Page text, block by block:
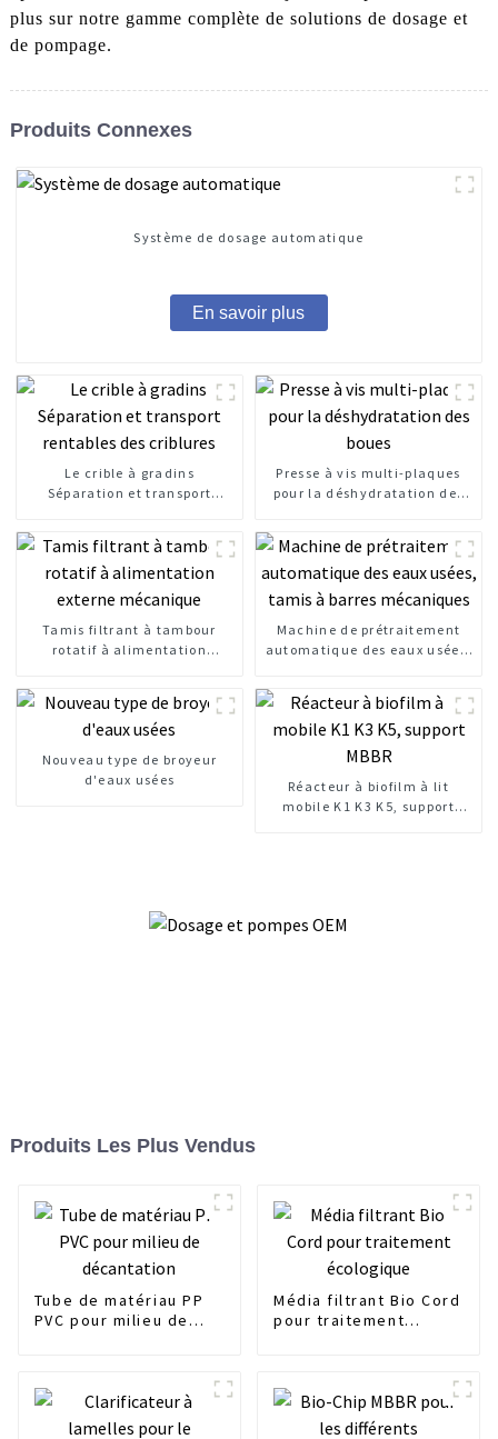
plus sur notre gamme complète de solutions de dosage et
de pompage.
Produits Connexes
Système de dosage automatique
En savoir plus
Le crible à gradins
Séparation et transport
Presse à vis multi-plaques
pour la déshydratation des
Tamis filtrant à tambour
rotatif à alimentation
Machine de prétraitement
automatique des eaux usées,
Nouveau type de broyeur
d'eaux usées
Réacteur à biofilm à lit
mobile K1 K3 K5, support
Produits Les Plus Vendus
Tube de matériau PP
PVC pour milieu de
Média filtrant Bio Cord
pour traitement